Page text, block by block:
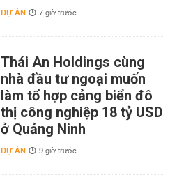
DỰ ÁN 7 giờ trước
Thái An Holdings cùng
nhà đầu tư ngoại muốn
làm tổ hợp cảng biển đô
thị công nghiệp 18 tỷ USD
ở Quảng Ninh
DỰ ÁN 9 giờ trước